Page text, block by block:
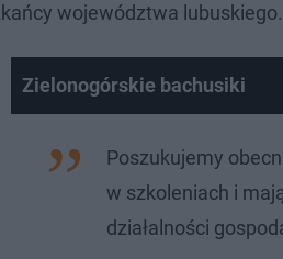
województwa lubuskiego.
Zielonogórskie bachusiki
Poszukujemy
w szkoleniach i
działalności